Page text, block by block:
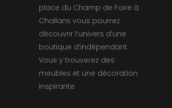
place du Champ de Foire à
Challans vous pourrez
découvrir l’univers d’une
boutique d’indépendant.
Vous y trouverez des
meubles et une décoration
inspirante